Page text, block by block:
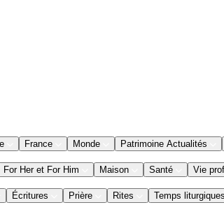
France Monde Patrimoine Actualités
For Her et For Him Maison Santé Vie
Écritures Prière Rites Temps liturgiques